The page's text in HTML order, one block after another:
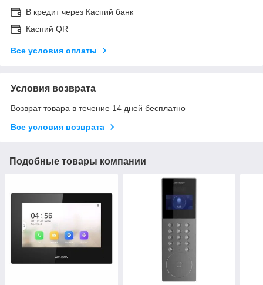
В кредит через Каспий банк
Каспий QR
Все условия оплаты
Условия возврата
Возврат товара в течение 14 дней бесплатно
Все условия возврата
Подобные товары компании